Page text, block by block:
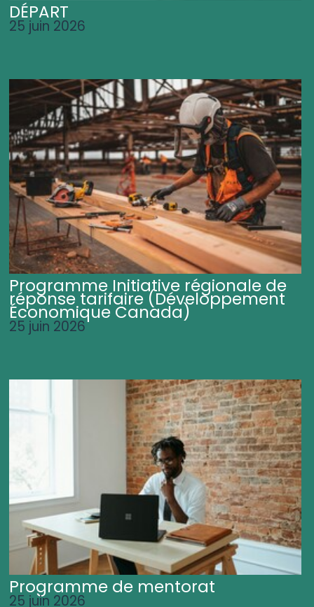
DÉPART
25 juin 2026
Programme Initiative régionale de
réponse tarifaire (Développement
Économique Canada)
25 juin 2026
Programme de mentorat
25 juin 2026